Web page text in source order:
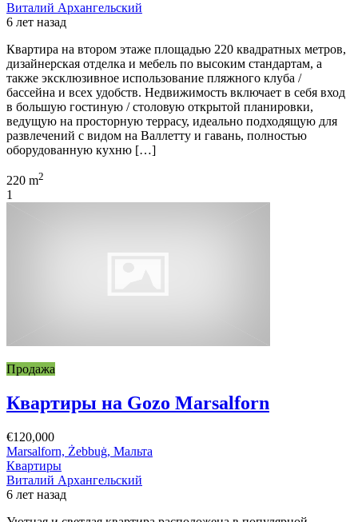
Виталий Архангельский
6 лет назад
Квартира на втором этаже площадью 220 квадратных метров,
дизайнерская отделка и мебель по высоким стандартам, а
также эксклюзивное использование пляжного клуба /
бассейна и всех удобств. Недвижимость включает в себя вход
в большую гостиную / столовую открытой планировки,
ведущую на просторную террасу, идеально подходящую для
развлечений с видом на Валлетту и гавань, полностью
оборудованную кухню […]
220 m2
1
Продажа
Квартиры на Gozo Marsalforn
€120,000
Marsalforn, Żebbuġ, Мальта
Квартиры
Виталий Архангельский
6 лет назад